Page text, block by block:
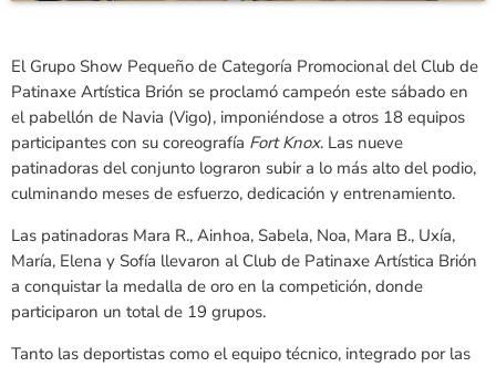
El Grupo Show Pequeño de Categoría Promocional del Club de
Patinaxe Artística Brión se proclamó campeón este sábado en
el pabellón de Navia (Vigo), imponiéndose a otros 18 equipos
participantes con su coreografía Fort Knox. Las nueve
patinadoras del conjunto lograron subir a lo más alto del podio,
culminando meses de esfuerzo, dedicación y entrenamiento.
Las patinadoras Mara R., Ainhoa, Sabela, Noa, Mara B., Uxía,
María, Elena y Sofía llevaron al Club de Patinaxe Artística Brión
a conquistar la medalla de oro en la competición, donde
participaron un total de 19 grupos.
Tanto las deportistas como el equipo técnico, integrado por las